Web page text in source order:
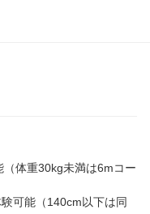
体重30kg未満は6mコー
可能（140cm以下は同